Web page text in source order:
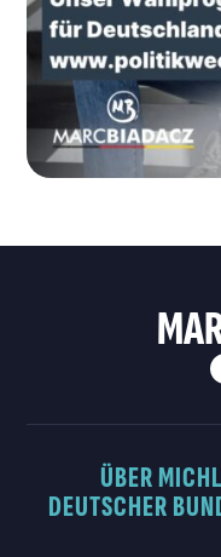
ÜBER MICH
DEUTSCHER